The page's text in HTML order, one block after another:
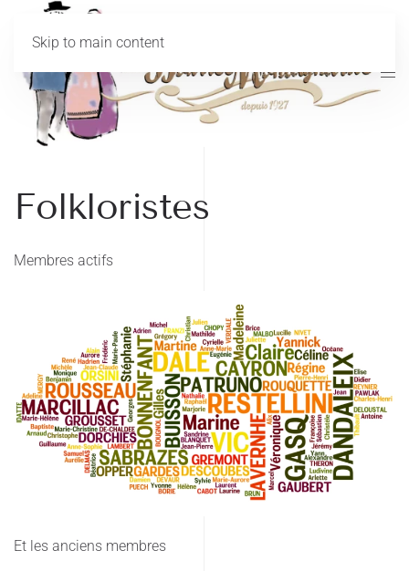
Skip to main content
Folkloristes
Membres actifs
Et les anciens membres